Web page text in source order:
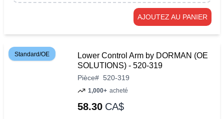
AJOUTEZ AU PANIER
Standard/OE
Lower Control Arm by DORMAN (OE
SOLUTIONS) - 520-319
Pièce# 520-319
1,000+ acheté
58.30 CA$